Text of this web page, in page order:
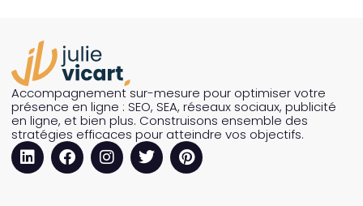
Accompagnement sur-mesure pour optimiser votre
présence en ligne : SEO, SEA, réseaux sociaux, publicité
en ligne, et bien plus. Construisons ensemble des
stratégies efficaces pour atteindre vos objectifs.